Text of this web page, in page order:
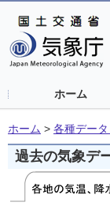
ホーム
ホーム > 各種デー
過去の気象デ